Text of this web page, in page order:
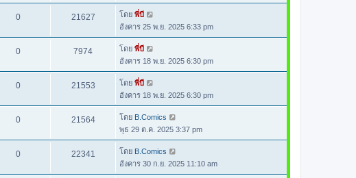
0 21627 โดย พี่บี
อังคาร 25 พ.ย. 2025 6:33 pm
0 7974 โดย พี่บี
อังคาร 18 พ.ย. 2025 6:30 pm
0 21553 โดย พี่บี
อังคาร 18 พ.ย. 2025 6:30 pm
0 21564 โดย B.Comics
พุธ 29 ต.ค. 2025 3:37 pm
0 22341 โดย B.Comics
อังคาร 30 ก.ย. 2025 11:10 am